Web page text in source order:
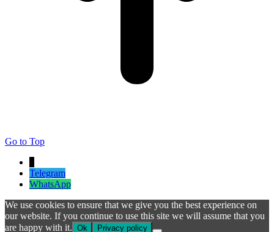
Go to Top
Telegram
WhatsApp
We use cookies to ensure that we give you the best experience on
our website. If you continue to use this site we will assume that you
are happy with it. Ok Privacy policy